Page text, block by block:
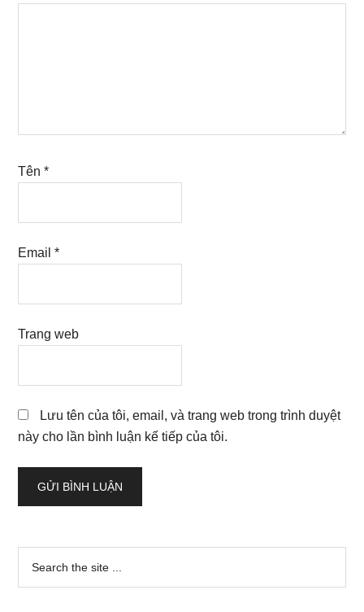
Tên*
Email*
Trang web
Lưu tên của tôi, email, và trang web trong trình duyệt
này cho lần bình luận kế tiếp của tôi.
Sidebar
chính